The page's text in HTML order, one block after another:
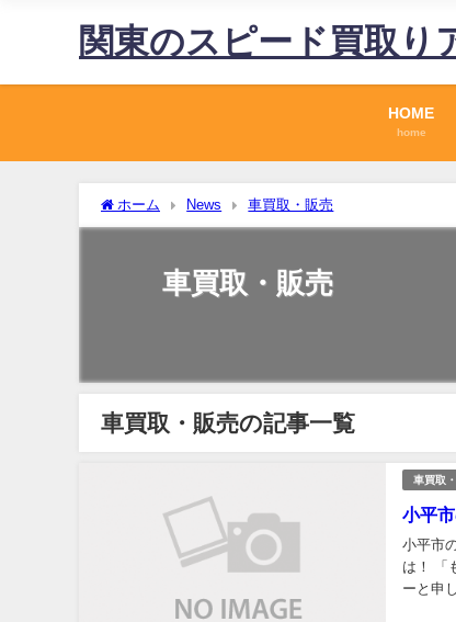
関東のスピード買取り
HOME
home
ホーム News 車買取・販売
車買取・販売
車買取・販売の記事一覧
車買取
小平
小平市
は！ 「
ーと申